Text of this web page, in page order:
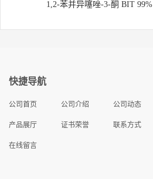
1,2-苯并异噻唑-3-酮 BIT 99%
快捷导航
公司首页 公司介绍 公司动态
产品展厅 证书荣誉 联系方式
在线留言